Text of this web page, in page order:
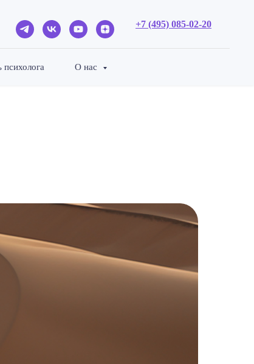
+7 (495) 085-02-20
О нас